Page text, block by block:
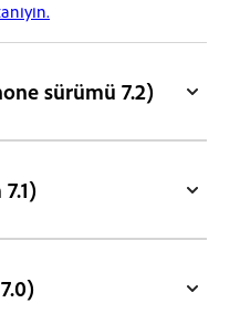
sürümü 7.2)